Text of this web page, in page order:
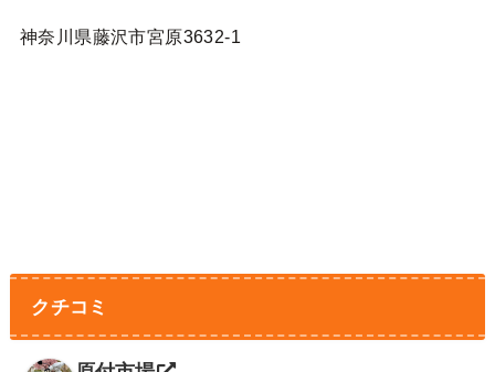
神奈川県藤沢市宮原3632-1
クチコミ